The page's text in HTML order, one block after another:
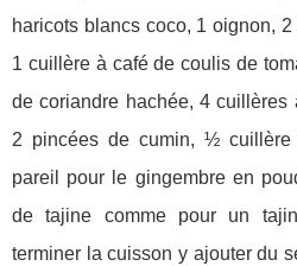
haricots blancs coco, 1 oignon, 2
1 cuillère à café de coulis de
de coriandre hachée, 4 cuillères
2 pincées de cumin, ½
pareil pour le gingembre en
de tajine comme pour un
terminer la cuisson y ajouter du